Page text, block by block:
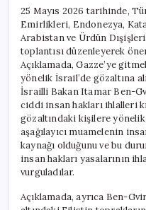
25 Mayıs 2026 tarihinde,
Emirlikleri, Endonezya,
Arabistan ve Ürdün
toplantısı düzenleyerek
Açıklamada, Gazze’ye
yönelik İsrail’de gözaltına
İsrailli Bakan Itamar Ben-
ciddi insan hakları ihlalleri
gözaltındaki kişilere
aşağılayıcı muamelenin
kaynağı olduğunu ve bu
insan hakları yasalarının
vurguladılar.
Açıklamada, ayrıca Ben-